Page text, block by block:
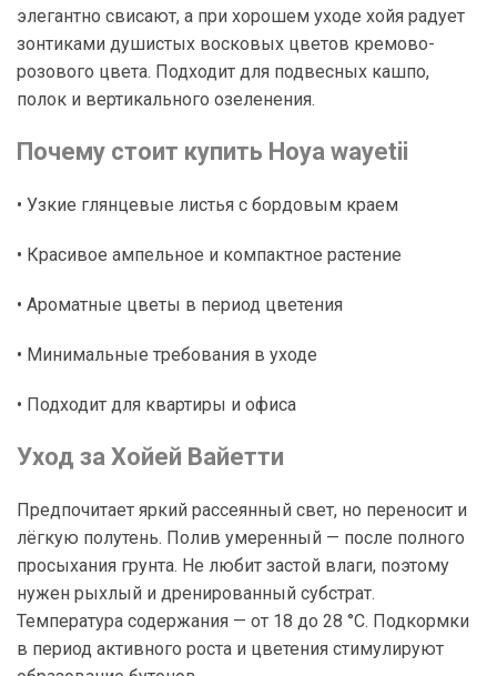
элегантно свисают, а при хорошем уходе хойя радует
зонтиками душистых восковых цветов кремово-
розового цвета. Подходит для подвесных кашпо,
полок и вертикального озеленения.
Почему стоит купить Hoya wayetii
• Узкие глянцевые листья с бордовым краем
• Красивое ампельное и компактное растение
• Ароматные цветы в период цветения
• Минимальные требования в уходе
• Подходит для квартиры и офиса
Уход за Хойей Вайетти
Предпочитает яркий рассеянный свет, но переносит и
лёгкую полутень. Полив умеренный — после полного
просыхания грунта. Не любит застой влаги, поэтому
нужен рыхлый и дренированный субстрат.
Температура содержания — от 18 до 28 °C. Подкормки
в период активного роста и цветения стимулируют